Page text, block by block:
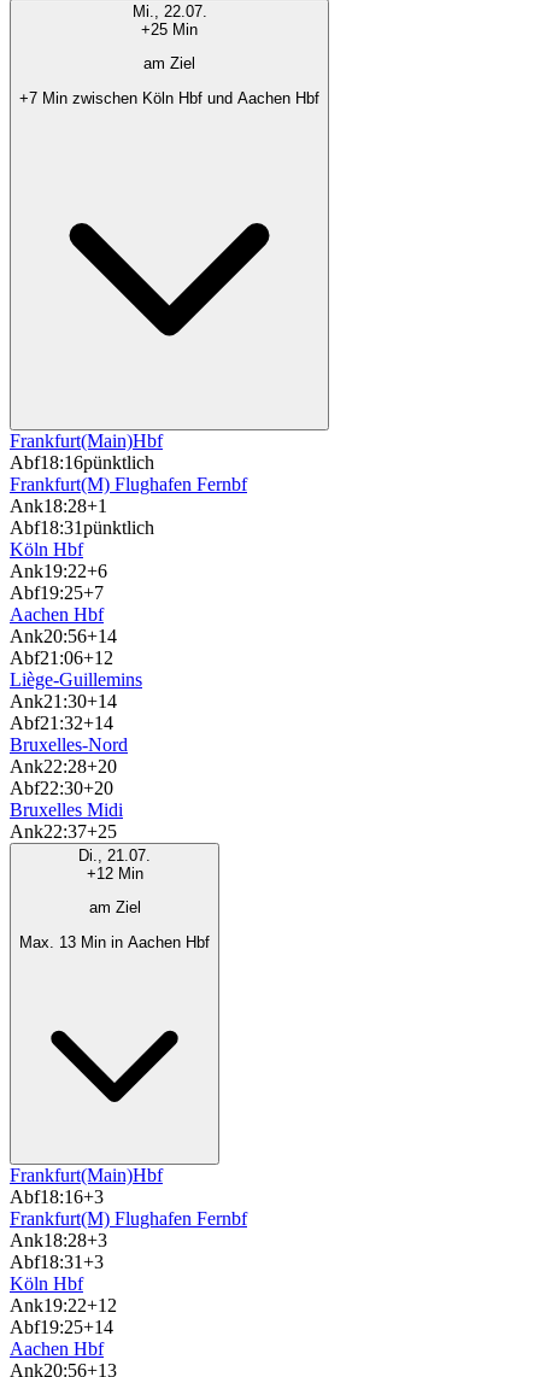
Mi., 22.07.
+25 Min
am Ziel
+7 Min zwischen Köln Hbf und Aachen Hbf
Frankfurt(Main)Hbf
Abf18:16pünktlich
Frankfurt(M) Flughafen Fernbf
Ank18:28+1
Abf18:31pünktlich
Köln Hbf
Ank19:22+6
Abf19:25+7
Aachen Hbf
Ank20:56+14
Abf21:06+12
Liège-Guillemins
Ank21:30+14
Abf21:32+14
Bruxelles-Nord
Ank22:28+20
Abf22:30+20
Bruxelles Midi
Ank22:37+25
Di., 21.07.
+12 Min
am Ziel
Max. 13 Min in Aachen Hbf
Frankfurt(Main)Hbf
Abf18:16+3
Frankfurt(M) Flughafen Fernbf
Ank18:28+3
Abf18:31+3
Köln Hbf
Ank19:22+12
Abf19:25+14
Aachen Hbf
Ank20:56+13